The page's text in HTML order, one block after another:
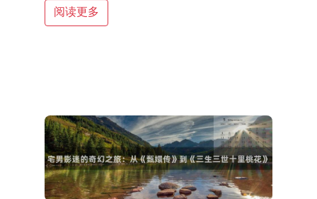
阅读更多